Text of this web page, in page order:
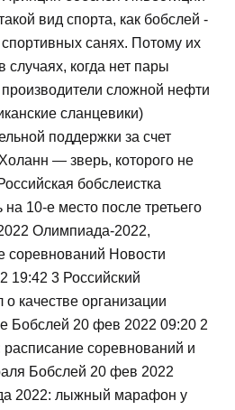
вид спорта, как бобслей -
спортивных санях. Потому их
случаях, когда нет пары
производители сложной нефти
сланцевики)
поддержки за счет
— зверь, которого не
бобслеистка
10-е место после третьего
Олимпиада-2022,
соревнований Новости
19:42 3 Российский
о качестве организации
Бобслей 20 фев 2022 09:20 2
соревнований и
Бобслей 20 фев 2022
2022: лыжный марафон у